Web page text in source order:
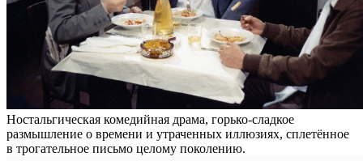
Ностальгическая комедийная драма, горько-сладкое
размышление о времени и утраченных иллюзиях, сплетённое
в трогательное письмо целому поколению.